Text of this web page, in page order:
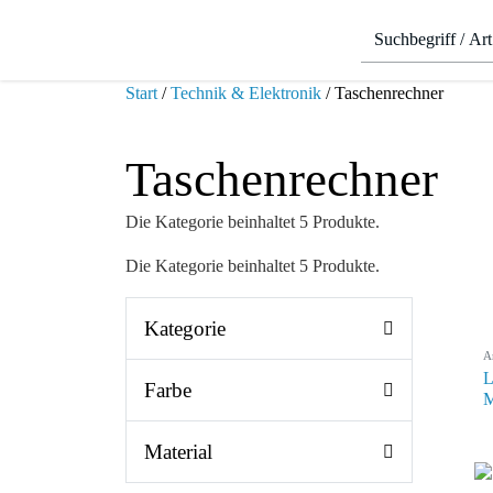
Start /Technik & Elektronik / Taschenrechner
Taschenrechner
Die Kategorie beinhaltet 5 Produkte.
Die Kategorie beinhaltet 5 Produkte.
Kategorie
Farbe
Material